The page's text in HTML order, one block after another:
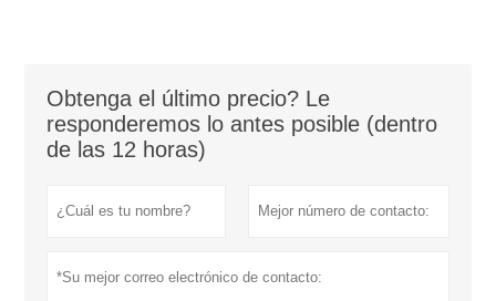
Obtenga el último precio? Le
responderemos lo antes posible (dentro
de las 12 horas)